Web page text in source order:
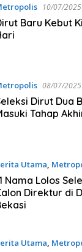
10/07/2025
Baru Kebut
08/07/2025
Dirut Dua
Tahap
Utama,
Lolos Seleksi Administrasi
Direktur di
Utama,